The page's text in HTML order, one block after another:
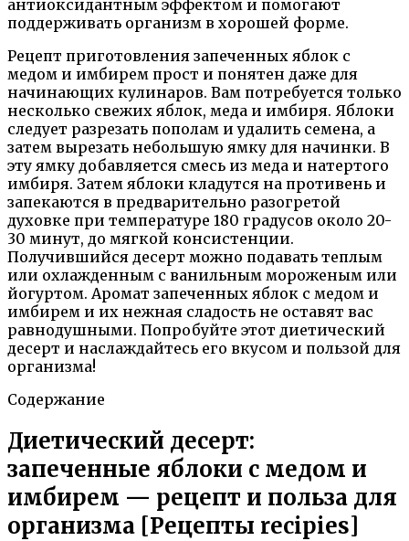
антиоксидантным эффектом и помогают
поддерживать организм в хорошей форме.
Рецепт приготовления запеченных яблок с
медом и имбирем прост и понятен даже для
начинающих кулинаров. Вам потребуется только
несколько свежих яблок, меда и имбиря. Яблоки
следует разрезать пополам и удалить семена, а
затем вырезать небольшую ямку для начинки. В
эту ямку добавляется смесь из меда и натертого
имбиря. Затем яблоки кладутся на противень и
запекаются в предварительно разогретой
духовке при температуре 180 градусов около 20-
30 минут, до мягкой консистенции.
Получившийся десерт можно подавать теплым
или охлажденным с ванильным мороженым или
йогуртом. Аромат запеченных яблок с медом и
имбирем и их нежная сладость не оставят вас
равнодушными. Попробуйте этот диетический
десерт и наслаждайтесь его вкусом и пользой для
организма!
Содержание
Диетический десерт:
запеченные яблоки с медом и
имбирем — рецепт и польза для
организма [Рецепты recipies]